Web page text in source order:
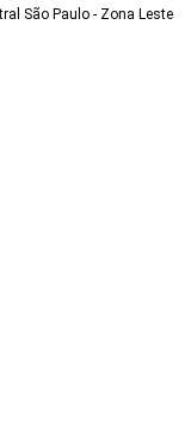
São Paulo - Zona Leste